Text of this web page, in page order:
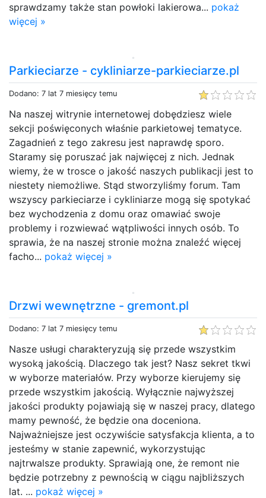
sprawdzamy także stan powłoki lakierowa... pokaż
więcej »
Parkieciarze - cykliniarze-parkieciarze.pl
Dodano: 7 lat 7 miesięcy temu
Na naszej witrynie internetowej dobędziesz wiele
sekcji poświęconych właśnie parkietowej tematyce.
Zagadnień z tego zakresu jest naprawdę sporo.
Staramy się poruszać jak najwięcej z nich. Jednak
wiemy, że w trosce o jakość naszych publikacji jest to
niestety niemożliwe. Stąd stworzyliśmy forum. Tam
wszyscy parkieciarze i cykliniarze mogą się spotykać
bez wychodzenia z domu oraz omawiać swoje
problemy i rozwiewać wątpliwości innych osób. To
sprawia, że na naszej stronie można znaleźć więcej
facho... pokaż więcej »
Drzwi wewnętrzne - gremont.pl
Dodano: 7 lat 7 miesięcy temu
Nasze usługi charakteryzują się przede wszystkim
wysoką jakością. Dlaczego tak jest? Nasz sekret tkwi
w wyborze materiałów. Przy wyborze kierujemy się
przede wszystkim jakością. Wyłącznie najwyższej
jakości produkty pojawiają się w naszej pracy, dlatego
mamy pewność, że będzie ona doceniona.
Najważniejsze jest oczywiście satysfakcja klienta, a to
jesteśmy w stanie zapewnić, wykorzystując
najtrwalsze produkty. Sprawiają one, że remont nie
będzie potrzebny z pewnością w ciągu najbliższych
lat. ... pokaż więcej »